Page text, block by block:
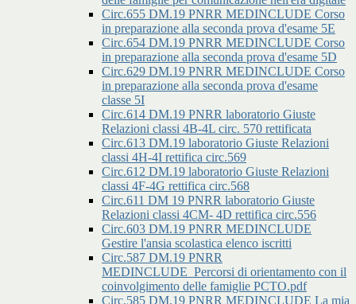
Circ.655 DM.19 PNRR MEDINCLUDE Corso
in preparazione alla seconda prova d'esame 5E
Circ.654 DM.19 PNRR MEDINCLUDE Corso
in preparazione alla seconda prova d'esame 5D
Circ.629 DM.19 PNRR MEDINCLUDE Corso
in preparazione alla seconda prova d'esame
classe 5I
Circ.614 DM.19 PNRR laboratorio Giuste
Relazioni classi 4B-4L circ. 570 rettificata
Circ.613 DM.19 laboratorio Giuste Relazioni
classi 4H-4I rettifica circ.569
Circ.612 DM.19 laboratorio Giuste Relazioni
classi 4F-4G rettifica circ.568
Circ.611 DM 19 PNRR laboratorio Giuste
Relazioni classi 4CM- 4D rettifica circ.556
Circ.603 DM.19 PNRR MEDINCLUDE
Gestire l'ansia scolastica elenco iscritti
Circ.587 DM.19 PNRR
MEDINCLUDE_Percorsi di orientamento con il
coinvolgimento delle famiglie PCTO.pdf
Circ.585 DM.19 PNRR MEDINCLUDE La mia